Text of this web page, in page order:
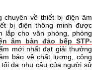
chuyên về thiết bị điện âm
bị điện thông minh được
lắp cho văn phòng, phòng
âm bàn đảo bếp STP-
mới nhất đạt giải thưởng
bảo về chất lượng, công
đa nhu cầu của người sử